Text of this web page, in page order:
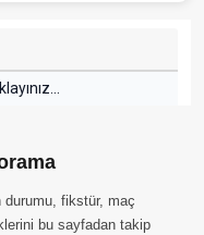
durumu, fikstür, maç
bu sayfadan takip